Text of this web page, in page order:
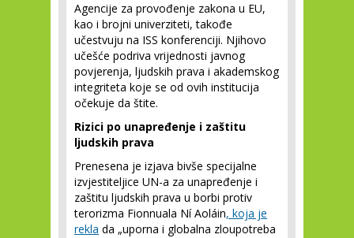
Agencije za provođenje zakona u EU,
kao i brojni univerziteti, takođe
učestvuju na ISS konferenciji. Njihovo
učešće podriva vrijednosti javnog
povjerenja, ljudskih prava i akademskog
integriteta koje se od ovih institucija
očekuje da štite.
Rizici po unapređenje i zaštitu
ljudskih prava
Prenesena je izjava bivše specijalne
izvjestiteljice UN-a za unapređenje i
zaštitu ljudskih prava u borbi protiv
terorizma Fionnuala Ní Aoláin, koja je
rekla da „uporna i globalna zloupotreba